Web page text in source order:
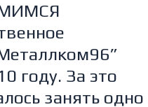
году. За это
занять одно